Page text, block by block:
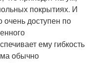
покрытиях. И
очень доступен по
ему гибкость
обычно